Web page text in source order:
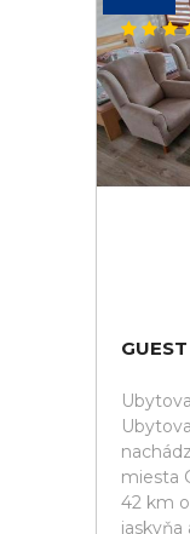
miesta
42 km
jaskyňa